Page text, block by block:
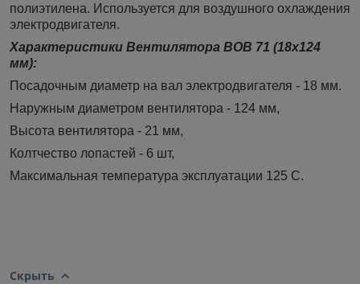
полиэтилена. Используется для воздушного охлаждения
электродвигателя.
Характеристики Вентилятора ВОВ 71 (18х124
мм):
Посадочным диаметр на вал электродвигателя - 18 мм.
Наружным диаметром вентилятора - 124 мм,
Высота вентилятора - 21 мм,
Колтчество лопастей - 6 шт,
Максимальная температура эксплуатации 125 С.
Скрыть